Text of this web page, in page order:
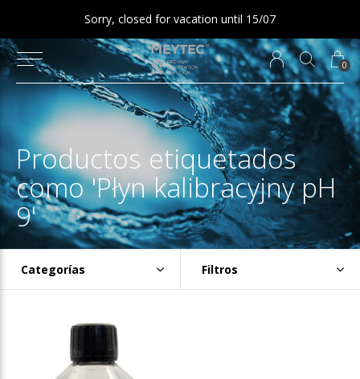
0
Sorry, closed for vacation until 15/07
Productos etiquetados
como 'Płyn kalibracyjny pH
9'
Categorías Filtros